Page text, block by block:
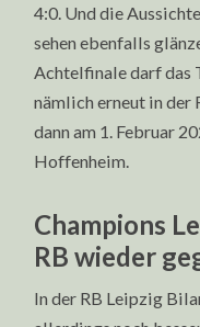
4:0. Und die
sehen ebenfalls
Achtelfinale darf das
nämlich erneut in der
dann am 1. Februar
Hoffenheim.
Champions
RB wieder
In der RB Leipzig